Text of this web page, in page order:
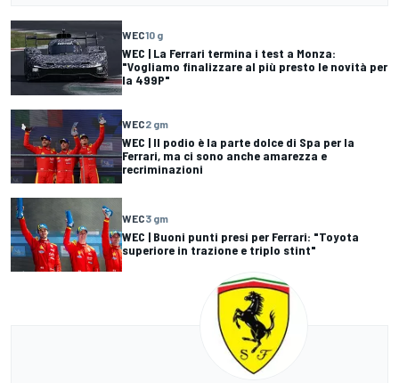
WEC10 g
WEC | La Ferrari termina i test a Monza:
"Vogliamo finalizzare al più presto le novità per
la 499P"
WEC2 gm
WEC | Il podio è la parte dolce di Spa per la
Ferrari, ma ci sono anche amarezza e
recriminazioni
WEC3 gm
WEC | Buoni punti presi per Ferrari: "Toyota
superiore in trazione e triplo stint"